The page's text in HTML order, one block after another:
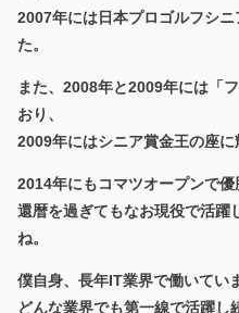
2007年には日本プロゴルフシ
た。
また、2008年と2009年には「
おり、
2009年にはシニア賞金王の座に
2014年にもコマツオープンで優
還暦を過ぎてもなお現役で活躍
ね。
僕自身、長年IT業界で働いてい
どんな業界でも第一線で活躍